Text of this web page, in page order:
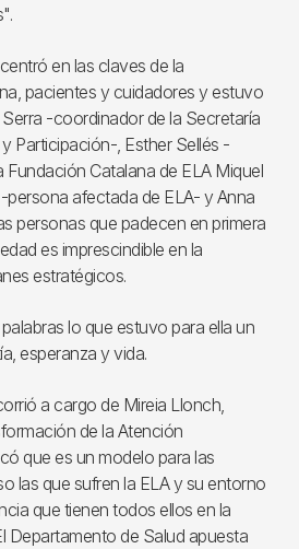
en las claves de la
pacientes y cuidadores y estuvo
-coordinador de la Secretaría
Participación-, Esther Sellés -
Fundación Catalana de ELA Miquel
persona afectada de ELA- y Anna
personas que padecen en primera
es imprescindible en la
estratégicos.
lo que estuvo para ella un
esperanza y vida.
a cargo de Mireia Llonch,
de la Atención
que es un modelo para las
las que sufren la ELA y su entorno
que tienen todos ellos en la
Departamento de Salud apuesta